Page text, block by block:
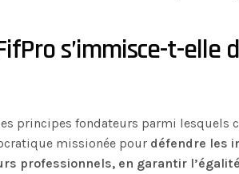
s’immisce-t-
principes fondateurs parmi lesquels
missionée pour défendre les
professionnels, en garantir